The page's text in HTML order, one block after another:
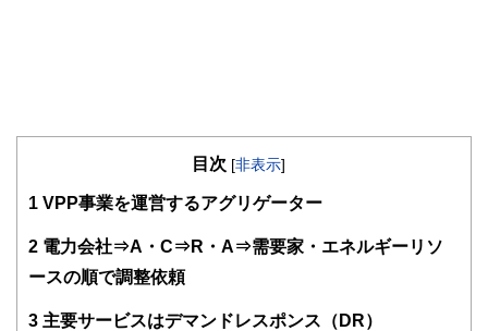
目次 [非表示]
1 VPP事業を運営するアグリゲーター
2 電力会社⇒A・C⇒R・A⇒需要家・エネルギーリソ
ースの順で調整依頼
3 主要サービスはデマンドレスポンス（DR）